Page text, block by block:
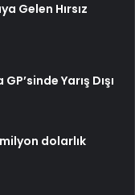
Gelen Hırsız
Yarış Dışı
dolarlık